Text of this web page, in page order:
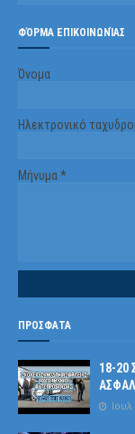
ΦΌΡΜΑ ΕΠΙΚΟΙΝΩΝΊΑΣ
Όνομα
Ηλεκτρονικό
Μήνυμα*
ΠΡΟΣΦΑΤΑ
18-20